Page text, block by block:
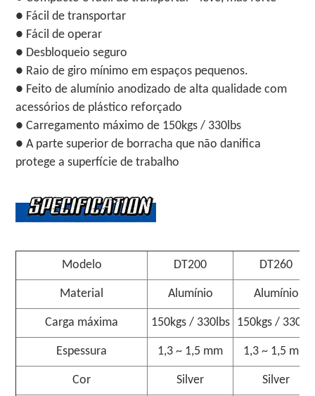
● Fácil de transportar
● Fácil de operar
● Desbloqueio seguro
● Raio de giro mínimo em espaços pequenos.
● Feito de alumínio anodizado de alta qualidade com
acessórios de plástico reforçado
● Carregamento máximo de 150kgs / 330lbs
● A parte superior de borracha que não danifica
protege a superfície de trabalho
Modelo DT200 DT260
Material Alumínio Alumínio
Carga máxima 150kgs / 330lbs 150kgs / 330lbs
Espessura 1,3 ~ 1,5 mm 1,3 ~ 1,5 mm
Cor Silver Silver